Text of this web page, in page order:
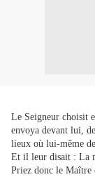
Le Seigneur choisit
envoya devant lui,
lieux où lui-même
Et il leur disait : La
Priez donc le Maître